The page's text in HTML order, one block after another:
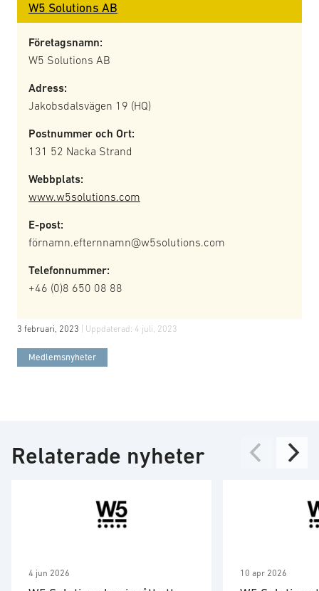
W5 Solutions AB
Företagsnamn:
W5 Solutions AB
Adress:
Jakobsdalsvägen 19 (HQ)
Postnummer och Ort:
131 52 Nacka Strand
Webbplats:
www.w5solutions.com
E-post:
förnamn.efternnamn@w5solutions.com
Telefonnummer:
+46 (0)8 650 08 88
3 februari, 2023 | Uppdaterad: 4 juli, 2023
Medlemsnyheter
Relaterade nyheter
4 jun 2026 10 apr 2026